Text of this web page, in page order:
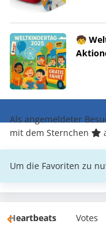
🧒
Als angemeldeter
mit dem Sternchen
Um die Favoriten zu
Heartbeats Votes